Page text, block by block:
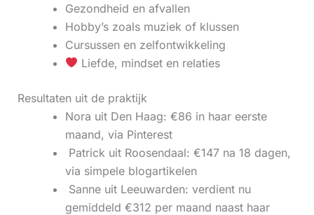
Gezondheid en afvallen
Hobby’s zoals muziek of klussen
Cursussen en zelfontwikkeling
Liefde, mindset en relaties
Resultaten uit de praktijk
Nora uit Den Haag: €86 in haar eerste
maand, via Pinterest
‍ Patrick uit Roosendaal: €147 na 18 dagen,
via simpele blogartikelen
‍ Sanne uit Leeuwarden: verdient nu
gemiddeld €312 per maand naast haar